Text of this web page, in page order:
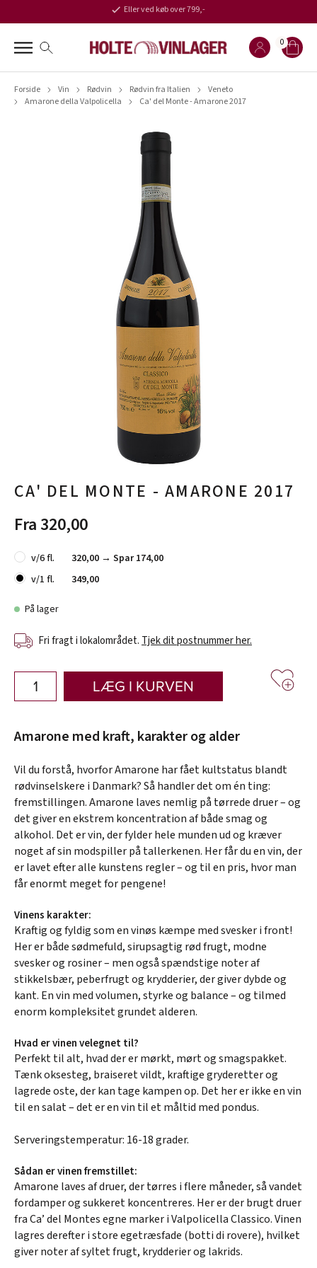
Eller ved køb over 799,-
0
Forside Vin Rødvin Rødvin fra Italien
Veneto
Amarone della Valpolicella
Ca' del Monte - Amarone 2017
CA' DEL MONTE - AMARONE 2017
Fra 320,00
v/6 fl. 320,00 → Spar 174,00
v/1 fl.
349,00
På lager
Fri fragt i lokalområdet. Tjek dit postnummer her.
LÆG I KURVEN
Amarone med kraft, karakter og alder
Vil du forstå, hvorfor Amarone har fået kultstatus blandt
rødvinselskere i Danmark? Så handler det om én ting:
fremstillingen. Amarone laves nemlig på tørrede druer – og
det giver en ekstrem koncentration af både smag og
alkohol. Det er vin, der fylder hele munden ud og kræver
noget af sin modspiller på tallerkenen. Her får du en vin, der
er lavet efter alle kunstens regler – og til en pris, hvor man
får enormt meget for pengene!
Vinens karakter:
Kraftig og fyldig som en vinøs kæmpe med svesker i front!
Her er både sødmefuld, sirupsagtig rød frugt, modne
svesker og rosiner – men også spændstige noter af
stikkelsbær, peberfrugt og krydderier, der giver dybde og
kant. En vin med volumen, styrke og balance – og tilmed
enorm kompleksitet grundet alderen.
Hvad er vinen velegnet til?
Perfekt til alt, hvad der er mørkt, mørt og smagspakket.
Tænk oksesteg, braiseret vildt, kraftige gryderetter og
lagrede oste, der kan tage kampen op. Det her er ikke en vin
til en salat – det er en vin til et måltid med pondus.
Serveringstemperatur: 16-18 grader.
Sådan er vinen fremstillet:
Amarone laves af druer, der tørres i flere måneder, så vandet
fordamper og sukkeret koncentreres. Her er der brugt druer
fra Ca’ del Montes egne marker i Valpolicella Classico. Vinen
lagres derefter i store egetræsfade (botti di rovere), hvilket
giver noter af syltet frugt, krydderier og lakrids.